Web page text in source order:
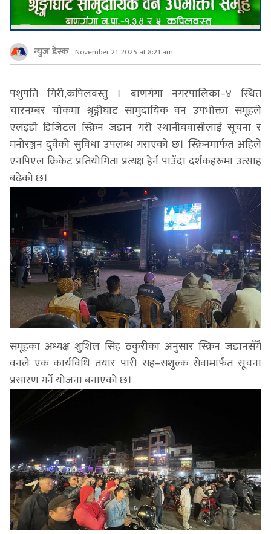
न्युज डेस्क November 21, 2025 at 8:21 am
पशुपति गिरी,कपिलवस्तु । बाणगंगा नगरपालिका–४ स्थित
चारनम्बर चोकमा श्रृङ्गीघाट सामुदायिक वन उपभोक्ता समूहले
एलइडी डिजिटल स्क्रिन जडान गरी स्थानीयवासीलाई सूचना र
मनोरञ्जन दुवैको सुविधा उपलब्ध गराएको छ। स्क्रिनमार्फत अहिले
एनपिएल क्रिकेट प्रतियोगिता प्रत्यक्ष हेर्न पाउँदा दर्शकहरूमा उत्साह
बढेको छ।
समूहका अध्यक्ष शुशिल सिंह ठकुरीका अनुसार स्क्रिन जडानसँगै
वनले एक कार्यविधि तयार पारी सह–सशुल्क सेवामार्फत सूचना
प्रसारण गर्ने योजना बनाएको छ।